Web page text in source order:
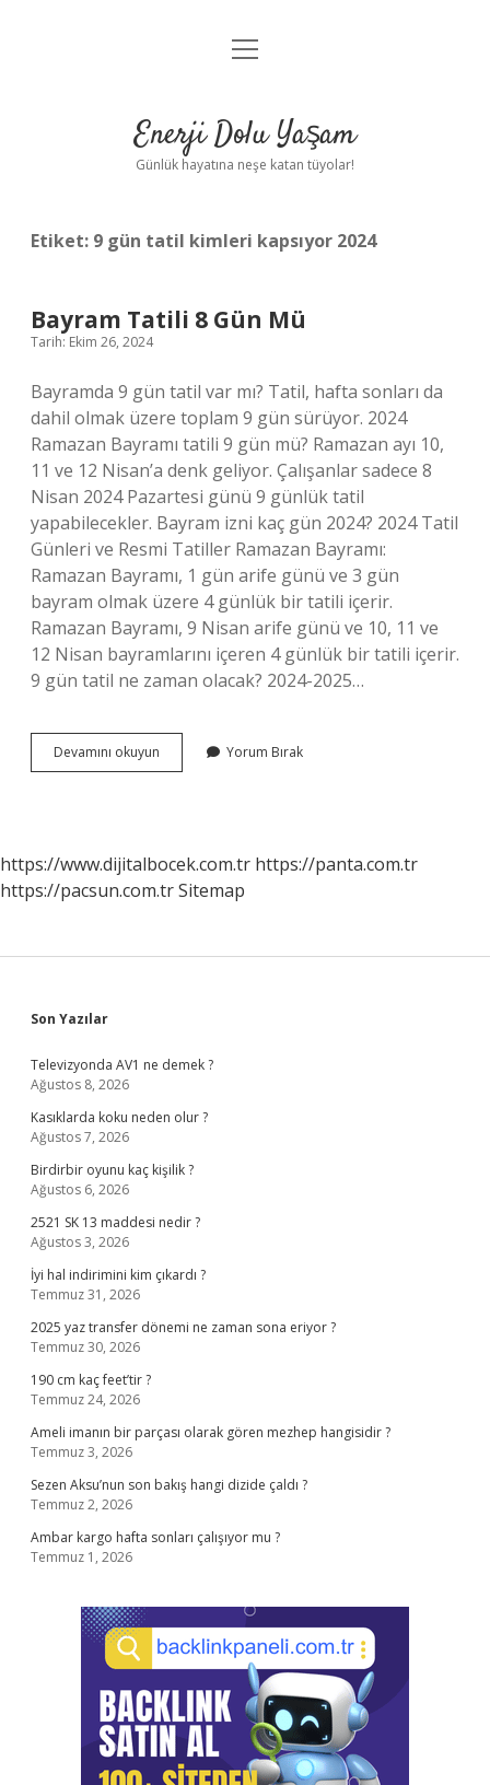
Anasayfa
Yasal Uyarı
menüyü
Enerji Dolu Yaşam
Günlük hayatına neşe katan tüyolar!
Etiket: 9 gün tatil kimleri kapsıyor 2024
Bayram Tatili 8 Gün Mü
Tarih: Ekim 26, 2024
Bayramda 9 gün tatil var mı? Tatil, hafta sonları da
dahil olmak üzere toplam 9 gün sürüyor. 2024
Ramazan Bayramı tatili 9 gün mü? Ramazan ayı 10,
11 ve 12 Nisan’a denk geliyor. Çalışanlar sadece 8
Nisan 2024 Pazartesi günü 9 günlük tatil
yapabilecekler. Bayram izni kaç gün 2024? 2024 Tatil
Günleri ve Resmi Tatiller Ramazan Bayramı:
Ramazan Bayramı, 1 gün arife günü ve 3 gün
bayram olmak üzere 4 günlük bir tatili içerir.
Ramazan Bayramı, 9 Nisan arife günü ve 10, 11 ve
12 Nisan bayramlarını içeren 4 günlük bir tatili içerir.
9 gün tatil ne zaman olacak? 2024-2025…
Devamını okuyun
Tatili
Yorum Bırak
https://www.dijitalbocek.com.tr https://panta.com.tr
https://pacsun.com.trSitemap
Sidebar
Son Yazılar
Televizyonda AV1 ne demek ?
Ağustos 8, 2026
Kasıklarda koku neden olur ?
Ağustos 7, 2026
Birdirbir oyunu kaç kişilik ?
Ağustos 6, 2026
2521 SK 13 maddesi nedir ?
Ağustos 3, 2026
İyi hal indirimini kim çıkardı ?
Temmuz 31, 2026
2025 yaz transfer dönemi ne zaman sona eriyor ?
Temmuz 30, 2026
190 cm kaç feet’tir ?
Temmuz 24, 2026
Ameli imanın bir parçası olarak gören mezhep hangisidir ?
Temmuz 3, 2026
Sezen Aksu’nun son bakış hangi dizide çaldı ?
Temmuz 2, 2026
Ambar kargo hafta sonları çalışıyor mu ?
Temmuz 1, 2026